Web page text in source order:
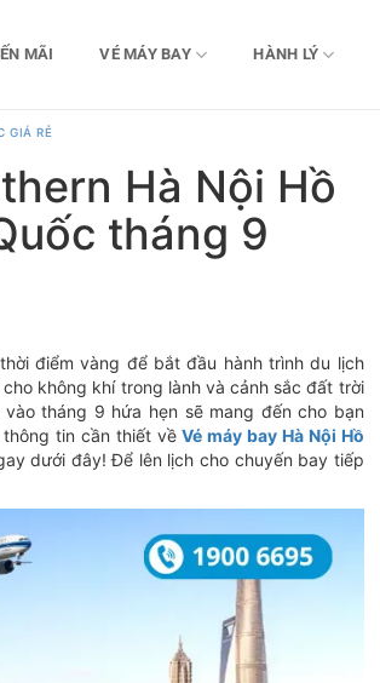
MÃI VÉ MÁY BAY HÀNH LÝ
GIÁ RẺ
Hà Nội Hồ
tháng 9
điểm vàng để bắt đầu hành trình du lịch
không khí trong lành và cảnh sắc đất trời
tháng 9 hứa hẹn sẽ mang đến cho bạn
thông tin cần thiết vềVé máy bay Hà Nội Hồ
dưới đây! Để lên lịch cho chuyến bay tiếp